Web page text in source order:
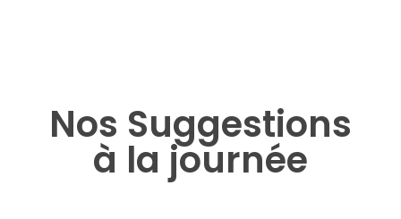
Nos Suggestions
à la journée